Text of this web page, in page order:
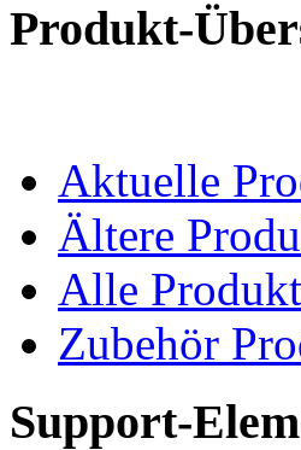
Produkt-
Aktuelle
Ältere
Alle
Zubehör
Support-